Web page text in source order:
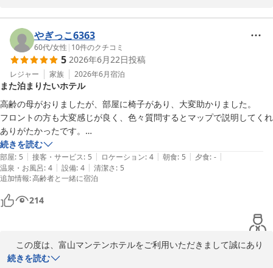
＝＝＝＝＝＝＝＝＝＝＝＝＝＝＝＝＝＝＝＝＝
■□■　富山マンテンホテルの魅力　■□■
＝＝＝＝＝＝＝＝＝＝＝＝＝＝＝＝＝＝＝＝＝
アクセス：ＪＲ富山駅改札口正面より、市内電車で5分・桜橋駅下
車(復路優待乗車券有）
………………………………………………
大浴場：【男湯】 「立山連峰展望浴場」人工ラジウム温泉・サウ
ナ・水風呂・ジェット風呂・露天風呂完備
【女湯】　人工ラジウム温泉、岩盤浴(天照石)・クールダウン室
付無料　※3名様限定(フロント予約要)
………………………………………………
朝食：立山連峰眺望！！朝風呂入って、ゆっくり寛ぎながら「選べ
る！！メイン日替わり和・洋定食」
北陸の味・お袋の味「和定食」、カロリー最適「洋定食」：サラ
………………………………………………
夕食：ホテル隣接のおすすめ飲食店「焼肉」「居酒屋」「生簀割
施設の清潔感や大浴場、サウナ、立山伏流水を使用した水風呂や
湯上がり処のビールサーバーをご好評頂けたようで何よりでござい
ます。
一方で、朝食会場では、混雑により長時間お待たせしてしまい申
し訳ございませんでした。ご利用が集中する時間帯にはお待ちいた
だく場合があり、ご迷惑をおかけしております。少しでも快適にご
利用いただけるよう、これからも混雑緩和に向けた取り組みを続け
てまいります。
また富山へお越しの際には、ぜひご利用くださいませ。スタッフ
一同、心よりお待ち申し上げております。
フロント　勇
やぎっこ6363
60代/女性 | 10件のクチコミ
5 2026年6月22日投稿
レジャー 家族 2026年6月宿泊
また泊まりたいホテル
高齢の母がおりましたが、部屋に椅子があり、大変助かりました。
フロントの方も大変感じが良く、色々質問するとマップで説明してくれ
ありがたかったです。
朝食は和食を選択しましたが、美味しかったです。オールバイキングで
はないのが良かったです。
路面電車が降りてすぐの場所で便利でした。
路面電車の半額チケットをいただけて便利に利用させてもらいました。
ありがとうございました。
続きを読む
部屋: 5 | 接客・サービス: 5 | ロケーション: 4 | 朝食: 5 | 夕食: - |
温泉・お風呂: 4 | 設備: 4 | 清潔さ: 5
追加情報:高齢者と一緒に宿泊
214
この度は、富山マンテンホテルをご利用いただきまして誠にあり
がとうございます。
続きを読む